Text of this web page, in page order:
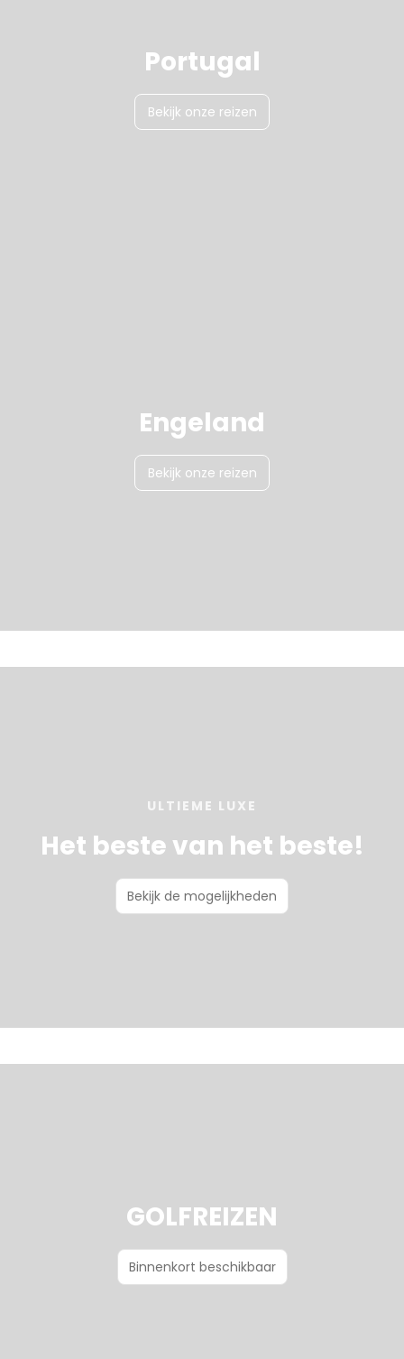
Portugal
Bekijk onze reizen
Engeland
Bekijk onze reizen
ULTIEME LUXE
Het beste van het beste!
Bekijk de mogelijkheden
GOLFREIZEN
Binnenkort beschikbaar